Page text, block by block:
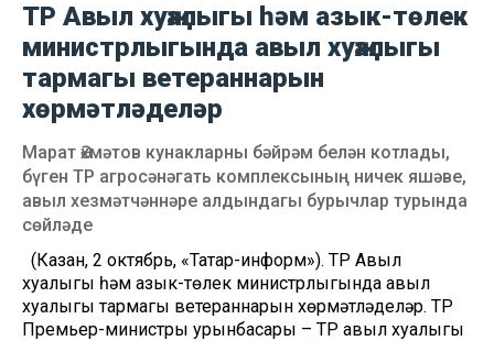
ТР Авыл хуҗалыгы һәм азык-төлек
министрлыгында авыл хуҗалыгы
тармагы ветераннарын
хөрмәтләделәр
Марат Әхмәтов кунакларны бәйрәм белән котлады,
бүген ТР агросәнәгать комплексының ничек яшәве,
авыл хезмәтчәннәре алдындагы бурычлар турында
сөйләде
(Казан, 2 октябрь, «Татар-информ»). ТР Авыл
хуҗалыгы һәм азык-төлек министрлыгында авыл
хуҗалыгы тармагы ветераннарын хөрмәтләделәр. ТР
Премьер-министры урынбасары – ТР авыл хуҗалыгы